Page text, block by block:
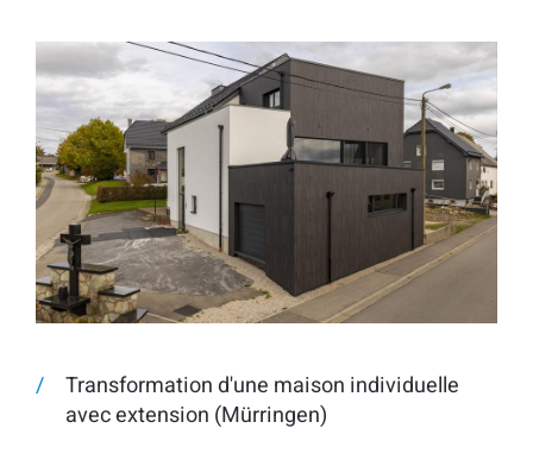
Transformation d'une maison individuelle
avec extension (Mürringen)